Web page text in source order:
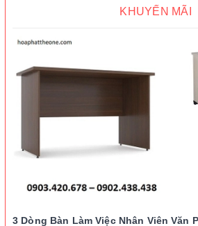
KHUYẾN MÃI
3 Dòng Bàn Làm Việc Nhân Viên Văn